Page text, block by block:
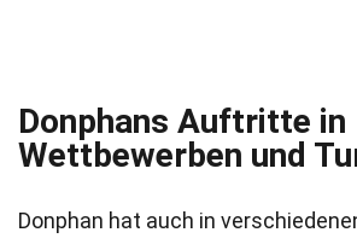
Donphans Auftritte in
Wettbewerben und
Donphan hat auch in